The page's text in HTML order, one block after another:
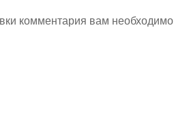
комментария вам необходимо